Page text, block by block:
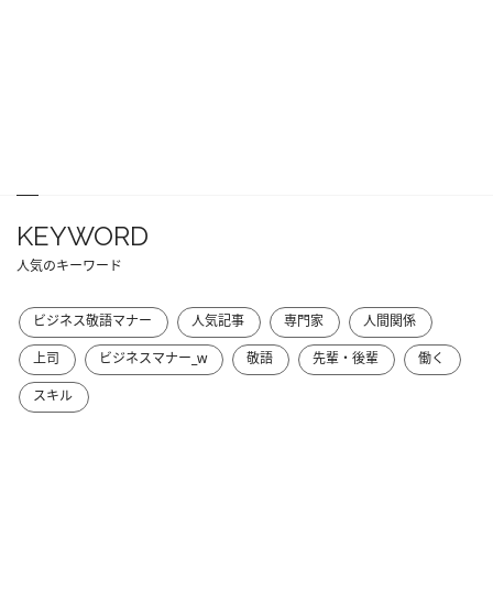
KEYWORD
人気のキーワード
ビジネス敬語マナー 人気記事 専門家
人間関係
上司
ビジネスマナー_w 敬語 先輩・後輩
働く
スキル